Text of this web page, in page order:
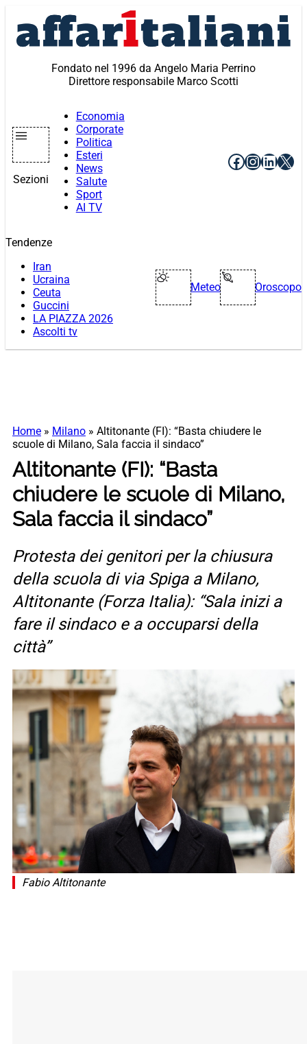
contenuto
Fondato nel 1996 da Angelo Maria Perrino
Direttore responsabile Marco Scotti
Sezioni
Economia
Corporate
Politica
Esteri
News
Salute
Sport
AI TV
Facebook
X
Tendenze
Iran
Ucraina
Ceuta
Guccini
LA PIAZZA 2026
Ascolti tv
Meteo Oroscopo
Home » Milano » Altitonante (FI): “Basta chiudere le
scuole di Milano, Sala faccia il sindaco”
Altitonante (FI): “Basta
chiudere le scuole di Milano,
Sala faccia il sindaco”
Protesta dei genitori per la chiusura
della scuola di via Spiga a Milano,
Altitonante (Forza Italia): “Sala inizi a
fare il sindaco e a occuparsi della
città”
Fabio Altitonante